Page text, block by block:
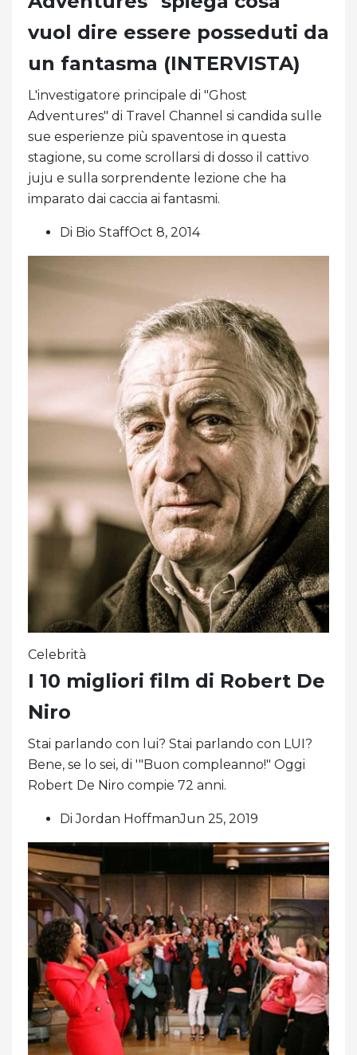
vuol dire essere posseduti da
un fantasma (INTERVISTA)
L'investigatore principale di "Ghost
Adventures" di Travel Channel si candida sulle
sue esperienze più spaventose in questa
stagione, su come scrollarsi di dosso il cattivo
juju e sulla sorprendente lezione che ha
imparato dai caccia ai fantasmi.
Di Bio StaffOct 8, 2014
Celebrità
I 10 migliori film di Robert De
Niro
Stai parlando con lui? Stai parlando con LUI?
Bene, se lo sei, di '"Buon compleanno!" Oggi
Robert De Niro compie 72 anni.
Di Jordan HoffmanJun 25, 2019